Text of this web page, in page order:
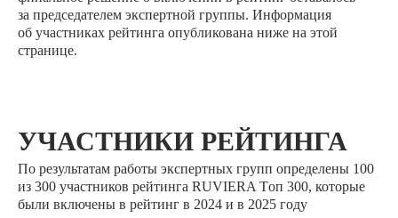
за председателем экспертной группы. Информация
об участниках рейтинга опубликована ниже на этой
странице.
УЧАСТНИКИ РЕЙТИНГА
По результатам работы экспертных групп определены 100
из 300 участников рейтинга RUVIERA Tоп 300, которые
были включены в рейтинг в 2024 и в 2025 году